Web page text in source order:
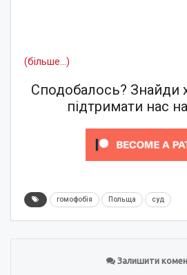
(більше…)
Сподобалось? Знайди
підтримати нас
гомофобія Польща суд
Залишити